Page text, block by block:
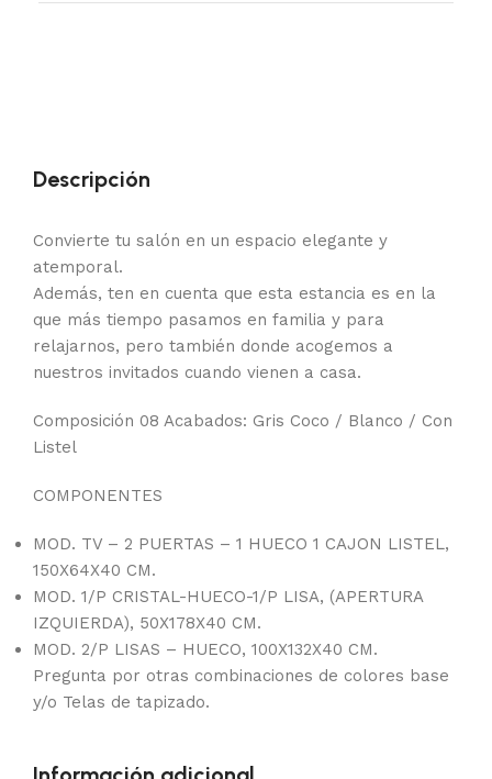
Descripción
Convierte tu salón en un espacio elegante y
atemporal.
Además, ten en cuenta que esta estancia es en la
que más tiempo pasamos en familia y para
relajarnos, pero también donde acogemos a
nuestros invitados cuando vienen a casa.
Composición 08 Acabados: Gris Coco / Blanco / Con
Listel
COMPONENTES
MOD. TV – 2 PUERTAS – 1 HUECO 1 CAJON LISTEL,
150X64X40 CM.
MOD. 1/P CRISTAL-HUECO-1/P LISA, (APERTURA
IZQUIERDA), 50X178X40 CM.
MOD. 2/P LISAS – HUECO, 100X132X40 CM.
Pregunta por otras combinaciones de colores base
y/o Telas de tapizado.